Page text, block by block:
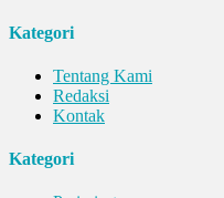
Kategori
Tentang Kami
Redaksi
Kontak
Kategori